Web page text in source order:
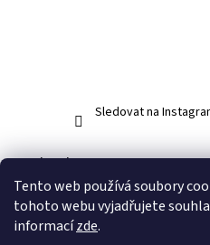
Tento web používá soubory
tohoto webu vyjadřujete
informacízde.
Sledovat na
Facebook